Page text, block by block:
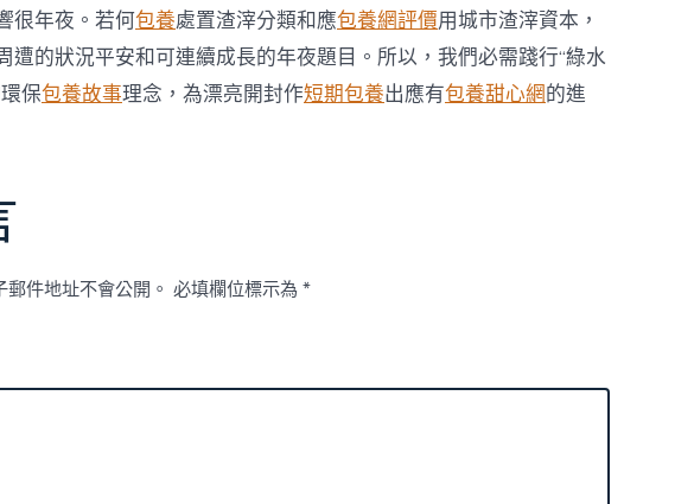
很年夜。若何包養處置渣滓分類和應包養網評價用城市渣滓資本，
遭的狀況平安和可連續成長的年夜題目。所以，我們必需踐行“綠水
保包養故事理念，為漂亮開封作短期包養出應有包養甜心網的進
件地址不會公開。 必填欄位標示為 *